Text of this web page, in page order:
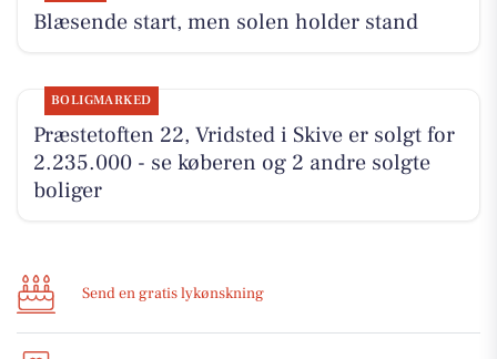
Blæsende start, men solen holder stand
BOLIGMARKED
Præstetoften 22, Vridsted i Skive er solgt for
2.235.000 - se køberen og 2 andre solgte
boliger
Send en gratis lykønskning